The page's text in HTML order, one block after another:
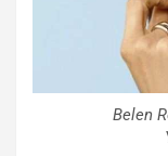
Belen